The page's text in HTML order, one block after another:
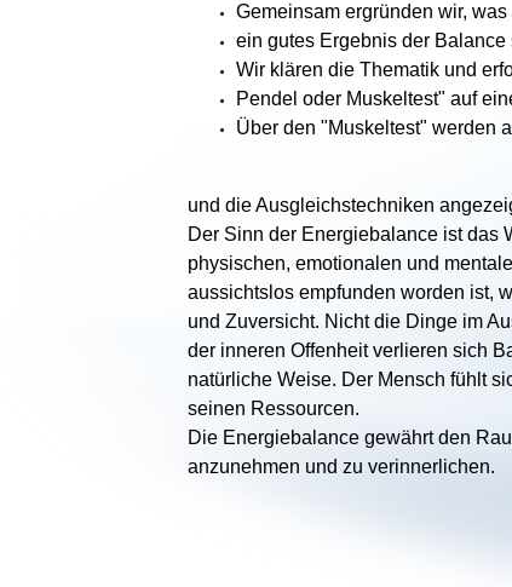
Gemeinsam ergründen wir,
ein gutes Ergebnis der Balance
Wir klären die Thematik und
Pendel oder Muskeltest" auf
Über den "Muskeltest" werden
und die Ausgleichstechniken
Der Sinn der Energiebalance ist das
physischen, emotionalen und
aussichtslos empfunden worden ist,
und Zuversicht. Nicht die Dinge im
der inneren Offenheit verlieren sich
natürliche Weise. Der Mensch fühlt
seinen Ressourcen.
Die Energiebalance gewährt den
anzunehmen und zu verinnerlichen.